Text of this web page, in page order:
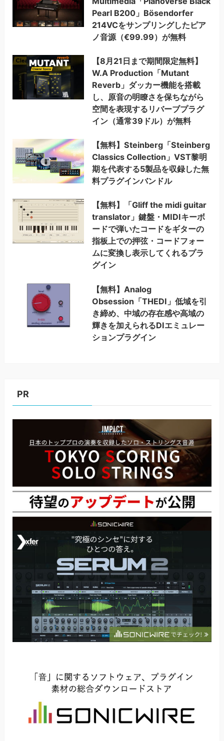
Pearl B200」Bösendorfer
214VCをサンプリングしたピア
ノ音源（€99.99）が無料
【8月21日まで期間限定無料】
W.A Production「Mutant
Reverb」ダッカー機能を搭載
し、原音の明瞭さを保ちながら
空間を表現するリバーブプラグ
イン（通常39ドル）が無料
【無料】Steinberg「Steinberg
Classics Collection」VST黎明
期を代表する5製品を収録した無
料プラグインバンドル
【無料】「Gliff the midi guitar
translator」鍵盤・MIDIキーボ
ードで弾いたコードをギターの
指板上での押弦・コードフォー
ムに変換し表示してくれるプラ
グイン
【無料】Analog
Obsession「THEDI」低域を引
き締め、中域の存在感や高域の
輝きを加えられるDIエミュレー
ションプラグイン
PR